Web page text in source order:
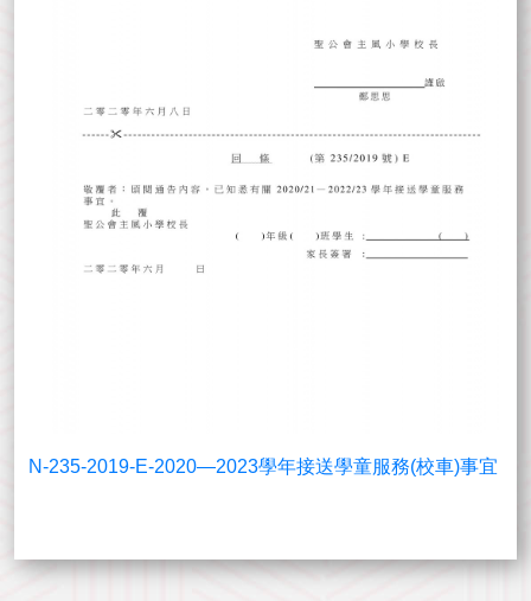
N-235-2019-E-2020—2023學年接送學童服務(校車)事宜